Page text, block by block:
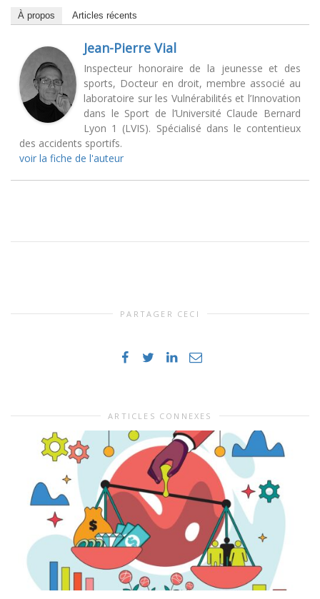
À propos Articles récents
Jean-Pierre Vial
Inspecteur honoraire de la jeunesse et des
sports, Docteur en droit, membre associé au
laboratoire sur les Vulnérabilités et l’Innovation
dans le Sport de l’Université Claude Bernard
Lyon 1 (LVIS). Spécialisé dans le contentieux
des accidents sportifs.
voir la fiche de l'auteur
PARTAGER CECI
ARTICLES CONNEXES